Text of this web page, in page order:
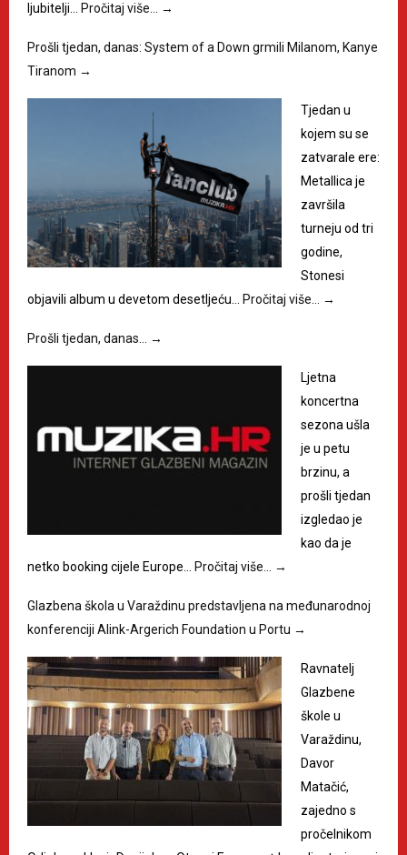
ljubitelji…
Pročitaj više… →
Prošli tjedan, danas: System of a Down grmili Milanom, Kanye
Tiranom →
Tjedan u
kojem su se
zatvarale ere:
Metallica je
završila
turneju od tri
godine,
Stonesi
objavili album u devetom desetljeću…
Pročitaj više… →
Prošli tjedan, danas… →
Ljetna
koncertna
sezona ušla
je u petu
brzinu, a
prošli tjedan
izgledao je
kao da je
netko booking cijele Europe…
Pročitaj više… →
Glazbena škola u Varaždinu predstavljena na međunarodnoj
konferenciji Alink-Argerich Foundation u Portu →
Ravnatelj
Glazbene
škole u
Varaždinu,
Davor
Matačić,
zajedno s
pročelnikom